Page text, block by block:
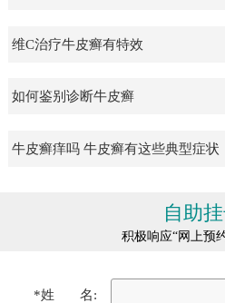
维C治疗牛皮癣有特效
如何鉴别诊断牛皮癣
牛皮癣痒吗 牛皮癣有这些典型症状
自助
积极响应“网上预
*姓 名: